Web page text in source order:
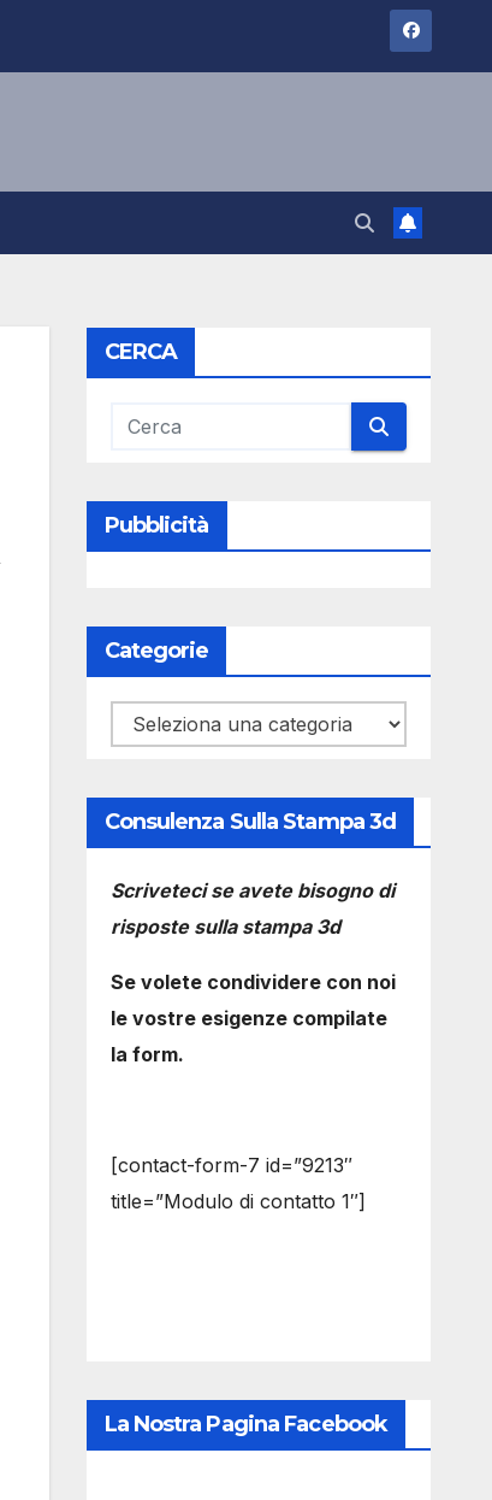
CERCA
Pubblicità
Categorie
Categorie
Consulenza Sulla Stampa 3d
Scriveteci se avete bisogno di
risposte sulla stampa 3d
Se volete condividere con noi
le vostre esigenze compilate
la form.
[contact-form-7 id=”9213″
title=”Modulo di contatto 1″]
La Nostra Pagina Facebook